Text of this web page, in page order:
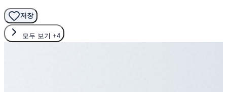
저장
모두 보기 +4